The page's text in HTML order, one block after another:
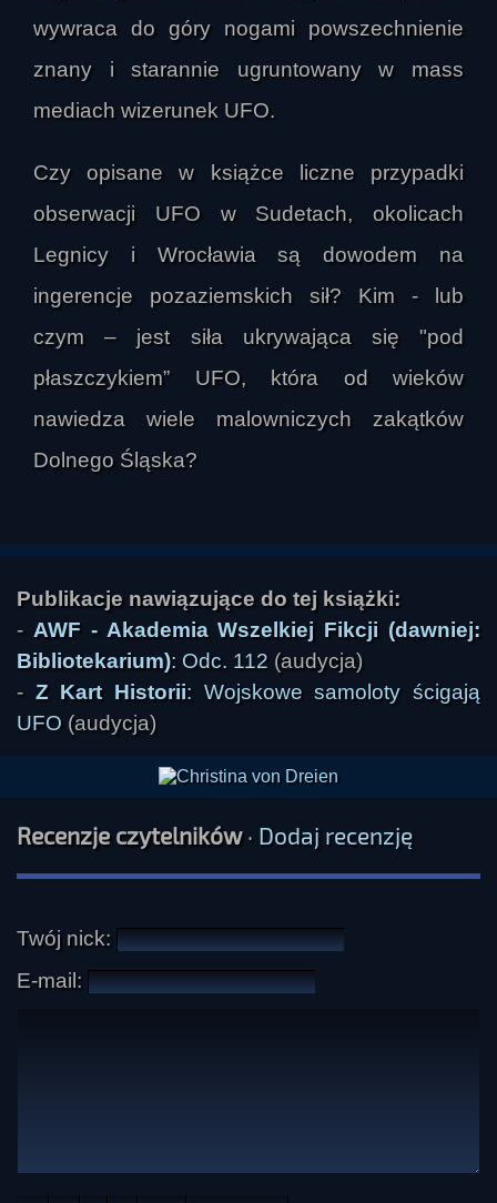
wywraca do góry nogami powszechnienie
znany i starannie ugruntowany w mass
mediach wizerunek UFO.
Czy opisane w książce liczne przypadki
obserwacji UFO w Sudetach, okolicach
Legnicy i Wrocławia są dowodem na
ingerencje pozaziemskich sił? Kim - lub
czym – jest siła ukrywająca się "pod
płaszczykiem” UFO, która od wieków
nawiedza wiele malowniczych zakątków
Dolnego Śląska?
Publikacje nawiązujące do tej książki:
- AWF - Akademia Wszelkiej Fikcji (dawniej:
Bibliotekarium): Odc. 112 (audycja)
- Z Kart Historii: Wojskowe samoloty ścigają
UFO (audycja)
Recenzje czytelników· Dodaj recenzję
Twój nick:
E-mail: